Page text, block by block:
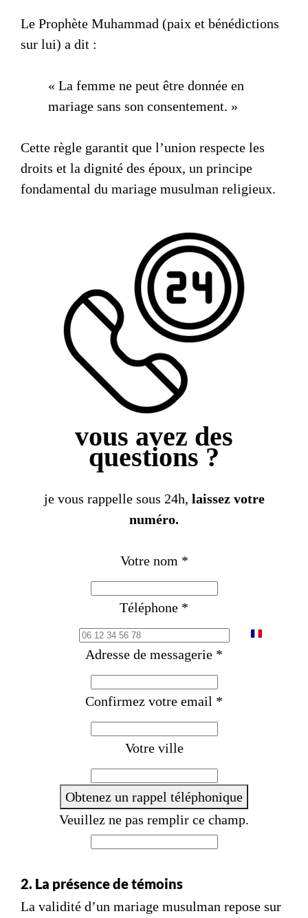
Le Prophète Muhammad (paix et bénédictions
sur lui) a dit :
« La femme ne peut être donnée en
mariage sans son consentement. »
Cette règle garantit que l’union respecte les
droits et la dignité des époux, un principe
fondamental du mariage musulman religieux.
vous avez des
questions ?
je vous rappelle sous 24h, laissez votre
numéro.
Votre nom *
Téléphone *
F
Adresse de messagerie *
Confirmez votre email *
Votre ville
Obtenez un rappel téléphonique
Veuillez ne pas remplir ce champ.
2. La présence de témoins
La validité d’un mariage musulman repose sur